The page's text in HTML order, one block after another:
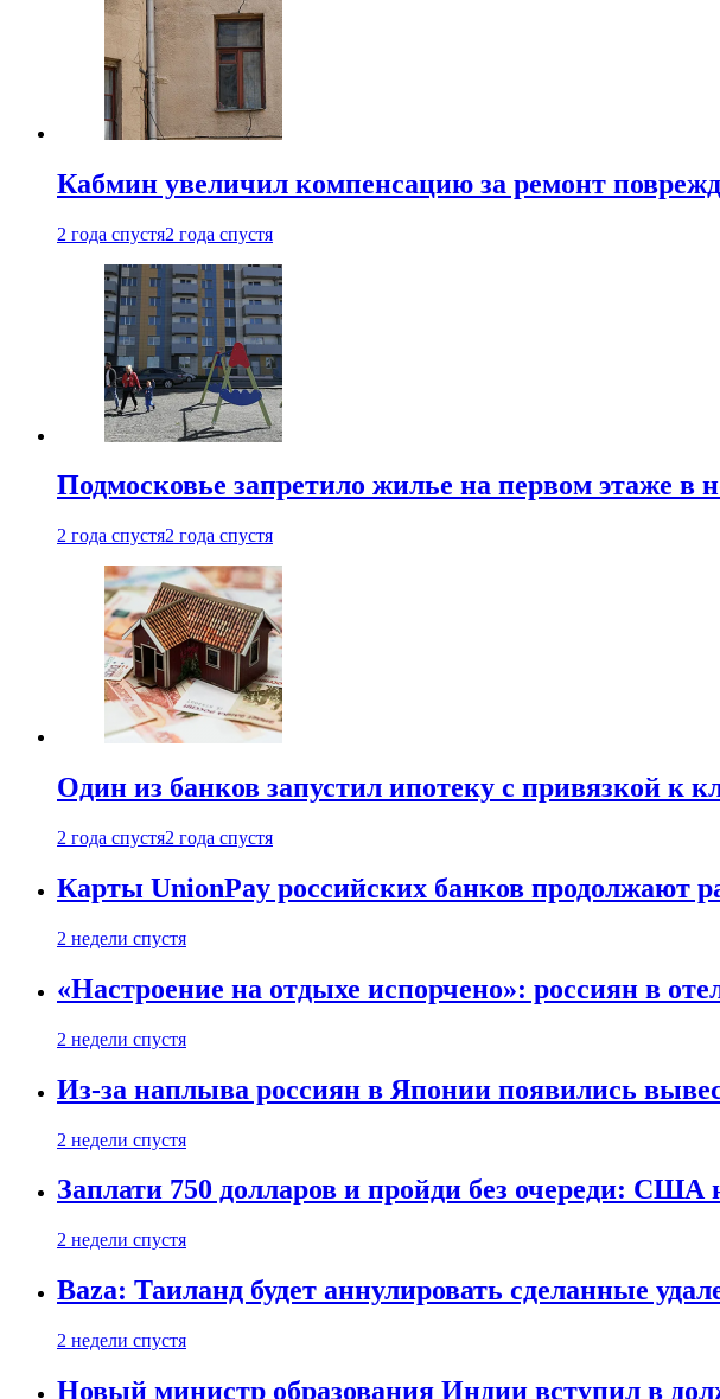
Кабмин увеличил компенсацию за ремонт
2 года спустя2 года спустя
Подмосковье запретило жилье на первом этаже в
2 года спустя2 года спустя
Один из банков запустил ипотеку с привязкой к
2 года спустя2 года спустя
Карты UnionPay российских банков продолжают
2 недели спустя
«Настроение на отдыхе испорчено»: россиян в
2 недели спустя
Из-за наплыва россиян в Японии появились
2 недели спустя
Заплати 750 долларов и пройди без очереди: США
2 недели спустя
Baza: Таиланд будет аннулировать сделанные
2 недели спустя
Новый министр образования Индии вступил в